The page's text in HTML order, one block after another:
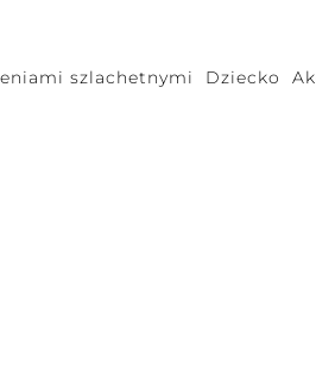
szlachetnymi Dziecko